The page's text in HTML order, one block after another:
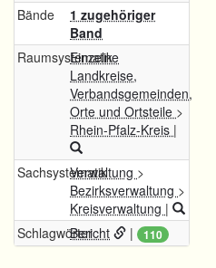
Bände
1 zugehöriger
Band
Raumsystematik
Einzelne
Landkreise,
Verbandsgemeinden,
Orte und Ortsteile >
Rhein-Pfalz-Kreis |
Sachsystematik
Verwaltung >
Bezirksverwaltung >
Kreisverwaltung |
Schlagwörter
Bericht | 110